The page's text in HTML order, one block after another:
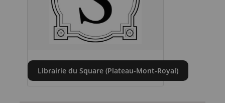
Librairie du Square (Plateau-Mont-Royal)